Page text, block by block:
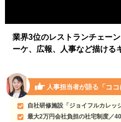
業界3位のレストランチェー
ーケ、広報、人事など描ける
人事担当者が語る 「コ
自社研修施設「ジョイフルカレッ
最大2万円会社負担の社宅制度／